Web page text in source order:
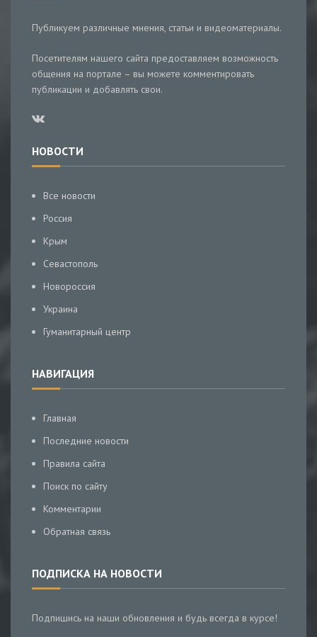
Публикуем различные мнения, статьи и видеоматериалы.
Посетителям нашего сайта предоставляем возможность
общения на портале – вы можете комментировать
публикации и добавлять свои.
НОВОСТИ
Все новости
Россия
Крым
Севастополь
Новороссия
Украина
Гуманитарный центр
НАВИГАЦИЯ
Главная
Последние новости
Правила сайта
Поиск по сайту
Комментарии
Обратная связь
ПОДПИСКА НА НОВОСТИ
Подпишись на наши обновления и будь всегда в курсе!